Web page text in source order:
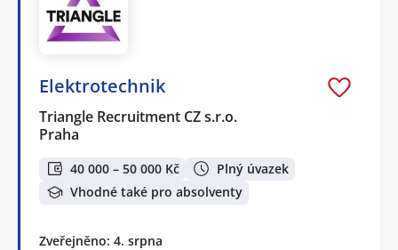
Elektrotechnik
Triangle Recruitment CZ s.r.o.
Praha
40 000 – 50 000 Kč
Plný úvazek
Vhodné také pro absolventy
Zveřejněno: 4. srpna